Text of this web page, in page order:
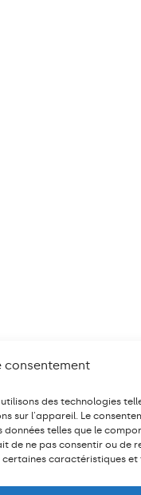
consentement
des technologies
sur l'appareil. Le
telles que le
de ne pas consentir ou de
caractéristiques et